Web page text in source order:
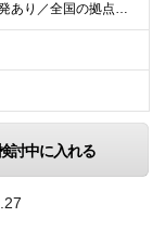
★フルリモート・自社内開発あり／全国の拠点で募集中！ 北海道、宮城県、新潟県、東京都、大阪府、福岡県、沖縄県にある各拠点 ※様々な企業の現場で、当社プロジェクトに加わり業務を行っていただきます。 ※希
討中に入れる